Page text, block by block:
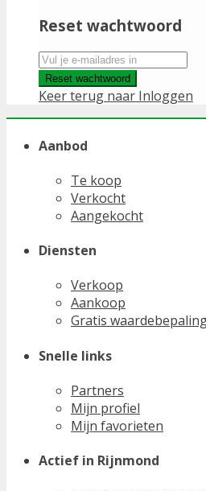
Reset wachtwoord
Reset wachtwoord
Keer terug naar Inloggen
Aanbod
Te koop
Verkocht
Aangekocht
Diensten
Verkoop
Aankoop
Gratis
Snelle links
Partners
Mijn profiel
Mijn favorieten
Actief in Rijnmond